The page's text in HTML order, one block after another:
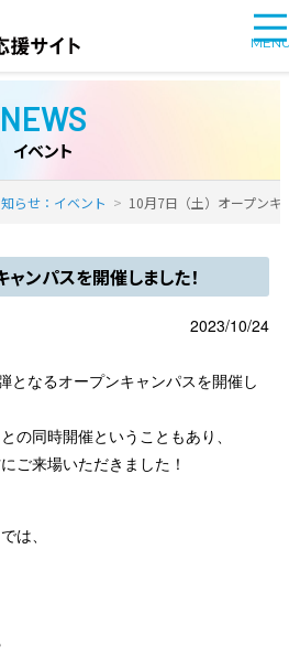
NEWS
イベント
らせ：イベント 10月7日（土）オープン
ャンパスを開催しました！
2023/10/24
となるオープンキャンパスを開催し
の同時開催ということもあり、
ご来場いただきました！
は、